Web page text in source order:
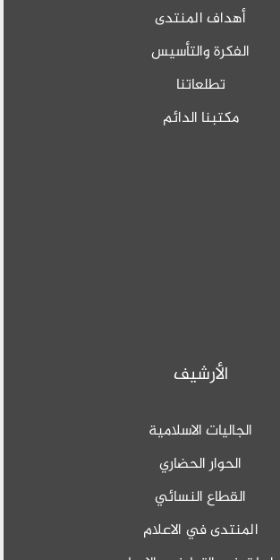
أهداف المنتدى
الفكرة والتأسيس
تطلعاتنا
مكتبنا الدائم
الأرشيف
الجاليات الاسلامية
الحوار الحضاري
القطاع النسائي
المنتدى في الاعلام